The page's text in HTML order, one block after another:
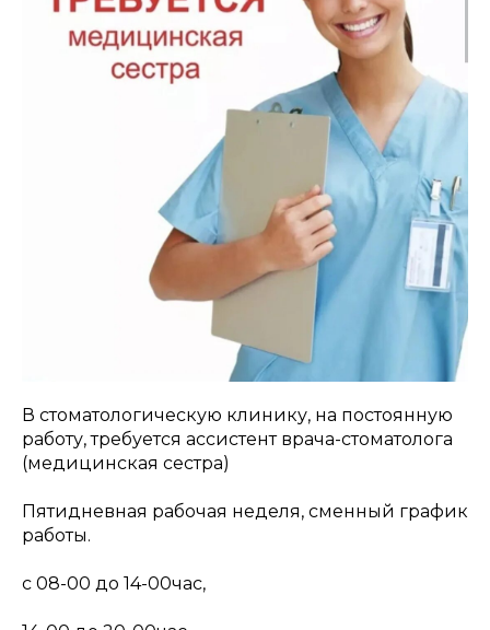
В стоматологическую клинику, на постоянную
работу, требуется ассистент врача-стоматолога
(медицинская сестра)
Пятидневная рабочая неделя, сменный график
работы.
с 08-00 до 14-00час,